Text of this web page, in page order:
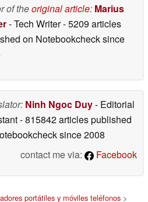
of theoriginal article: Marius
- Tech Writer- 5209 articles
on Notebookchecksince
Ninh Ngoc Duy- Editorial
- 815842 articles published
since 2008
contact me via:
Facebook
portátiles y móviles teléfonos >